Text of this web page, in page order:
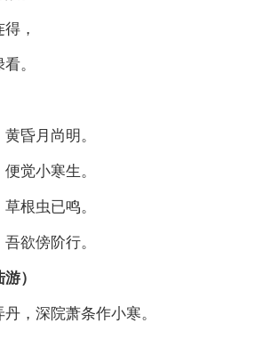
，
。
昏月尚明。
觉小寒生。
根虫已鸣。
欲傍阶行。
）
深院萧条作小寒。